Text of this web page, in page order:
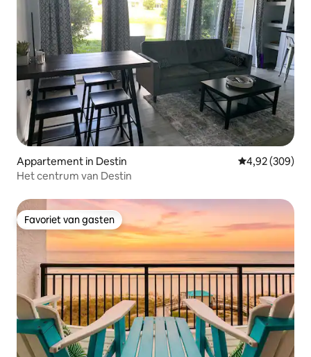
Appartement in Destin Gemiddelde
4,92 (309)
Het centrum van Destin
Favoriet van gasten
Favoriet van gasten